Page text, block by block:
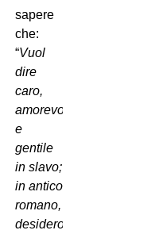
sapere
che:
“Vuol
dire
caro,
amorevole
e
gentile
in slavo;
in antico
romano,
desideroso